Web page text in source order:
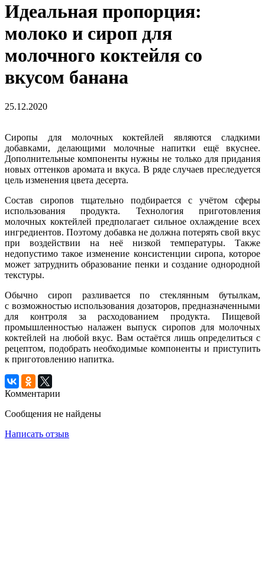
Идеальная пропорция:
молоко и сироп для
молочного коктейля со
вкусом банана
25.12.2020
Сиропы для молочных коктейлей являются сладкими
добавками, делающими молочные напитки ещё вкуснее.
Дополнительные компоненты нужны не только для придания
новых оттенков аромата и вкуса. В ряде случаев преследуется
цель изменения цвета десерта.
Состав сиропов тщательно подбирается с учётом сферы
использования продукта. Технология приготовления
молочных коктейлей предполагает сильное охлаждение всех
ингредиентов. Поэтому добавка не должна потерять свой вкус
при воздействии на неё низкой температуры. Также
недопустимо такое изменение консистенции сиропа, которое
может затруднить образование пенки и создание однородной
текстуры.
Обычно сироп разливается по стеклянным бутылкам,
с возможностью использования дозаторов, предназначенными
для контроля за расходованием продукта. Пищевой
промышленностью налажен выпуск сиропов для молочных
коктейлей на любой вкус. Вам остаётся лишь определиться с
рецептом, подобрать необходимые компоненты и приступить
к приготовлению напитка.
Комментарии
Сообщения не найдены
Написать отзыв